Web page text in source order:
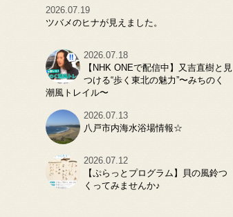
2026.07.19
ツバメのヒナが見えました。
2026.07.18
【NHK ONEで配信中】又吉直樹と見
つける“歩く東北の魅力”〜みちのく
潮風トレイル〜
2026.07.13
八戸市内海水浴場情報☆
2026.07.12
【ぷらっとプログラム】貝の風鈴つ
くってみませんか♪